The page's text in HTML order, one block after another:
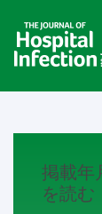
掲載年
を読む